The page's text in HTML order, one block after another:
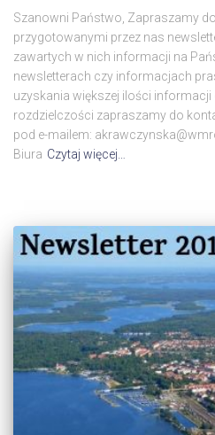
Szanowni Państwo, Zapraszamy
przygotowanymi przez nas
zawartych w nich informacji na
newsletterach czy informacjach
uzyskania większej ilości informacji
rozdzielczości zapraszamy do
pod e-mailem:
Biura Czytaj więcej…